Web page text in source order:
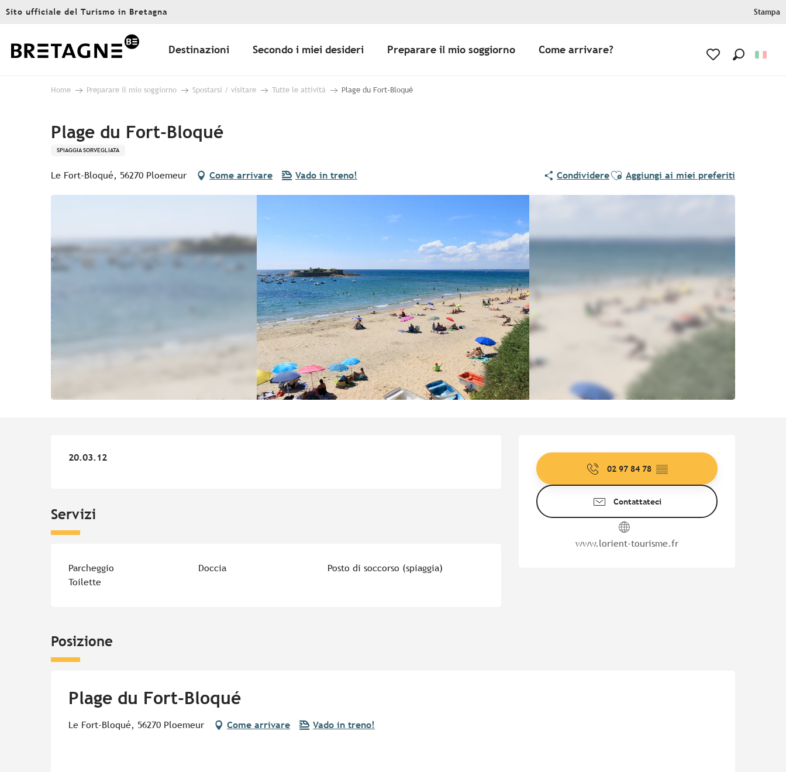
Aller
principal
Sito ufficiale del Turismo in Bretagna Stampa
Destinazioni Secondo i miei desideri Preparare il mio soggiorno Come arrivare?
Home Preparare il mio soggiorno Spostarsi / visitare Tutte le attività Plage du Fort-Bloqué
Plage du Fort-Bloqué
SPIAGGIA SORVEGLIATA
Le Fort-Bloqué, 56270 Ploemeur Come arrivare Vado in treno! CondividereAjouter aux favoris
Aggiungi ai miei preferiti
Orari e contatti
02 97 84 78 ▒▒
Contattateci
www.lorient-tourisme.fr
20.03.12
20.03.12
Servizi
Parcheggio Doccia
Posto di soccorso (spiaggia)
Toilette
Posizione
Plage du Fort-Bloqué
Le Fort-Bloqué, 56270 Ploemeur Come arrivare Vado in treno!